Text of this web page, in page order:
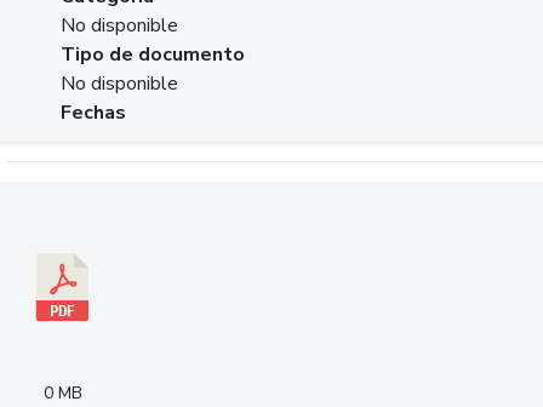
No disponible
Tipo de documento
No disponible
Fechas
0 MB